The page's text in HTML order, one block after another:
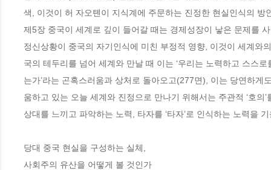
색, 이것이 허 자오톈이 지식계에 주문하는 진정한 현실인식의 방
제5장 중국이 세계로 깊이 들어갈 때는 경제성장이 낳은 문제를
정신상황이 중국의 자기인식에 미친 부정적 영향, 이것이 세계와
국의 테두리를 넘어 세계와 만날 때 이는 ‘우리는 노력하고 스스
는가’라는 곤혹스러움과 상처로 돌아오고(277면), 이는 당연하
움하고 있는 오늘 세계와 진정으로 만나기 위해서는 주관적 ‘호의
상대를 느끼고 파악하는 노력, 타자를 ‘타자’로 인식하는 노력을
당대 중국 현실을 구성하는 실체,
사회주의 유산을 어떻게 볼 것인가